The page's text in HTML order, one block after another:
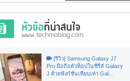
[รีวิว] Samsung Galaxy J7
Pro มือถือตัวท็อปในซีรี่ส์ Galaxy
J ด้วยฟังก์ชันเทียบเท่า Gal...